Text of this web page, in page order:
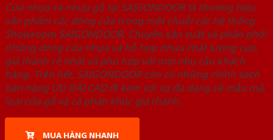
Cửa nhựa và nhựa gỗ tại SAIGONDOOR là thương hiệu
sản phẩm các dòng cửa trong một chuỗi các hệ thống
Showroom SAIGONDOOR. Chuyên sản xuất và phân phối
những dòng cửa nhựa và hỗ hợp nhựa chất lượng cao,
giá thành rẻ nhất và phù hợp với mọi nhu cầu khách
hàng. Trên hết, SAIGONDOOR còn có những chính sách
bán hàng ƯU ĐÃI CAO đi kèm với sự đa dạng về mẫu mã,
loại cửa gỗ và cả phân khúc giá thành.
MUA HÀNG NHANH